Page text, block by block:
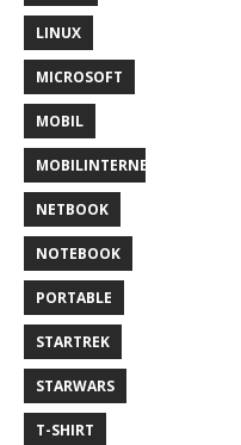
LINUX
MICROSOFT
MOBIL
MOBILINTERNET
NETBOOK
NOTEBOOK
PORTABLE
STARTREK
STARWARS
T-SHIRT